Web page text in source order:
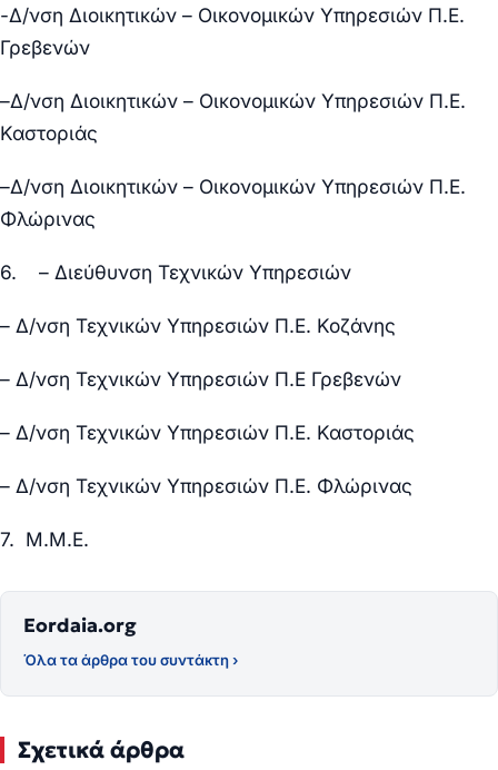
-Δ/νση Διοικητικών – Οικονομικών Υπηρεσιών Π.Ε.
Γρεβενών
–Δ/νση Διοικητικών – Οικονομικών Υπηρεσιών Π.Ε.
Καστοριάς
–Δ/νση Διοικητικών – Οικονομικών Υπηρεσιών Π.Ε.
Φλώρινας
6. – Διεύθυνση Τεχνικών Υπηρεσιών
– Δ/νση Τεχνικών Υπηρεσιών Π.Ε. Κοζάνης
– Δ/νση Τεχνικών Υπηρεσιών Π.Ε Γρεβενών
– Δ/νση Τεχνικών Υπηρεσιών Π.Ε. Καστοριάς
– Δ/νση Τεχνικών Υπηρεσιών Π.Ε. Φλώρινας
7. Μ.Μ.Ε.
Eordaia.org
Όλα τα άρθρα του συντάκτη ›
Σχετικά άρθρα